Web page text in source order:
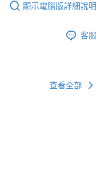
顯示電腦版詳細說明
客服
查看全部